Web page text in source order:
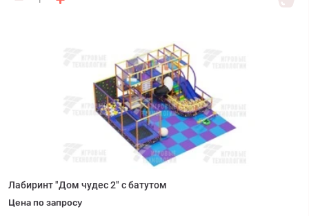
Лабиринт "Дом чудес 2" с батутом
Цена по запросу